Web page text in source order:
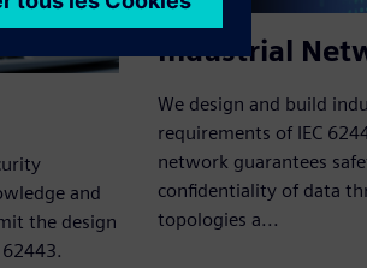
and
the design
Industrial
We design and build
requirements of IEC
network guarantees
confidentiality of data
topologies a...